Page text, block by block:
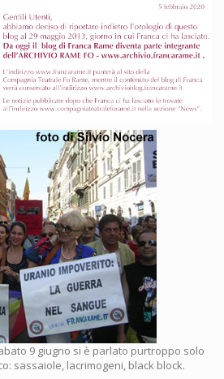
9 giugno si è parlato purtroppo solo
sassaiole, lacrimogeni, black block.